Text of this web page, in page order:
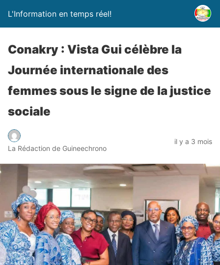
L'Information en temps réel!
Conakry : Vista Gui célèbre la
Journée internationale des
femmes sous le signe de la justice
sociale
La Rédaction de Guineechrono
il y a 3 mois